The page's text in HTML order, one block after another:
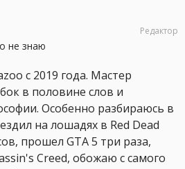
не знаю
Редактор
с 2019 года. Мастер
в половине слов и
Особенно разбираюсь в
на лошадях в Red Dead
прошел GTA 5 три раза,
Creed, обожаю с самого